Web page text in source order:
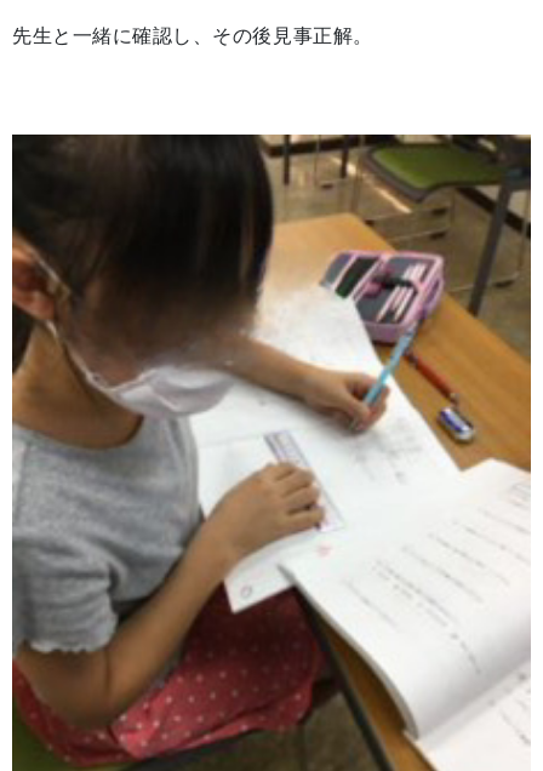
先生と一緒に確認し、その後見事正解。